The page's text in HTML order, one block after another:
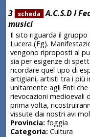
3 scheda A.C.S.D I
musici
Il sito riguarda il
Lucera (Fg).
vengono riproposti al
sia per esigenze di
ricordare quel tipo di
artigiani, artisti tra i più
unitamente agli Enti
rievocazioni medioevali
prima volta,
vissute dai nostri avi
Provincia:foggia
Categoria:Cultura